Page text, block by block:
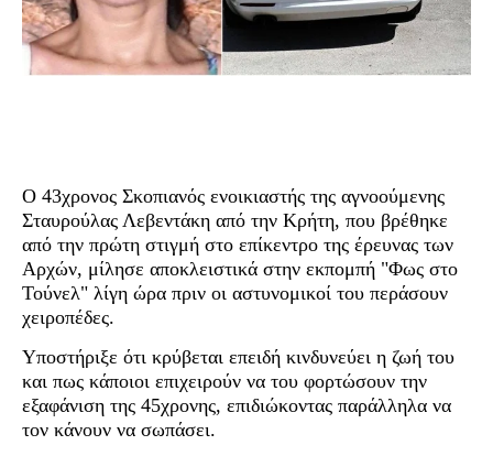
Ο 43χρονος Σκοπιανός ενοικιαστής της αγνοούμενης
Σταυρούλας Λεβεντάκη από την Κρήτη, που βρέθηκε
από την πρώτη στιγμή στο επίκεντρο της έρευνας των
Αρχών, μίλησε αποκλειστικά στην εκπομπή "Φως στο
Τούνελ" λίγη ώρα πριν οι αστυνομικοί του περάσουν
χειροπέδες.
Υποστήριξε ότι κρύβεται επειδή κινδυνεύει η ζωή του
και πως κάποιοι επιχειρούν να του φορτώσουν την
εξαφάνιση της 45χρονης, επιδιώκοντας παράλληλα να
τον κάνουν να σωπάσει.